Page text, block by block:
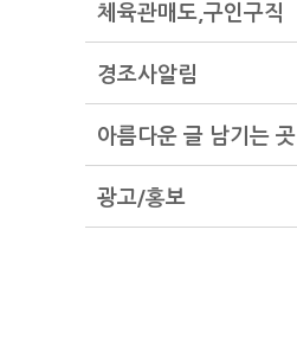
체육관매도,구인구직
경조사알림
아름다운 글 남기는 곳
광고/홍보